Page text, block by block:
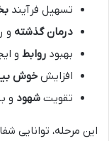
تسهیل فرآیند
درمان گذشته و
بهبود روابط و
افزایشخوش
تقویت شهود و
این مرحله، توانایی